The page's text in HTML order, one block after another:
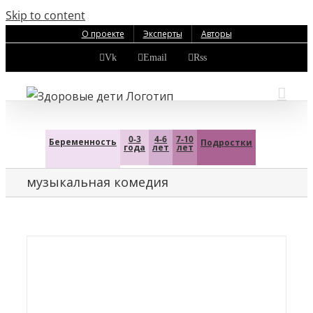
Skip to content
О проекте Эксперты Авторы
Vk Email Rss
Беременность 0-3
года
4-6
лет
7-10
лет Подростки
музыкальная комедия